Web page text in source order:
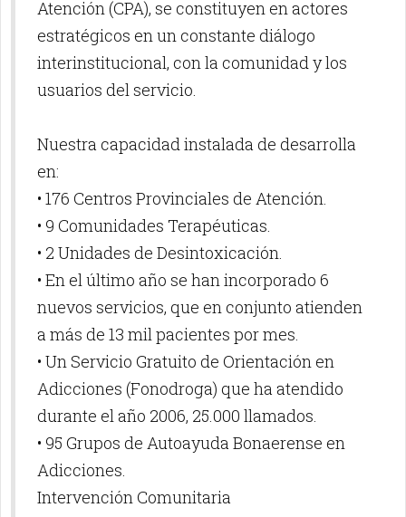
Atención (CPA), se constituyen en actores
estratégicos en un constante diálogo
interinstitucional, con la comunidad y los
usuarios del servicio.
Nuestra capacidad instalada de desarrolla
en:
• 176 Centros Provinciales de Atención.
• 9 Comunidades Terapéuticas.
• 2 Unidades de Desintoxicación.
• En el último año se han incorporado 6
nuevos servicios, que en conjunto atienden
a más de 13 mil pacientes por mes.
• Un Servicio Gratuito de Orientación en
Adicciones (Fonodroga) que ha atendido
durante el año 2006, 25.000 llamados.
• 95 Grupos de Autoayuda Bonaerense en
Adicciones.
Intervención Comunitaria